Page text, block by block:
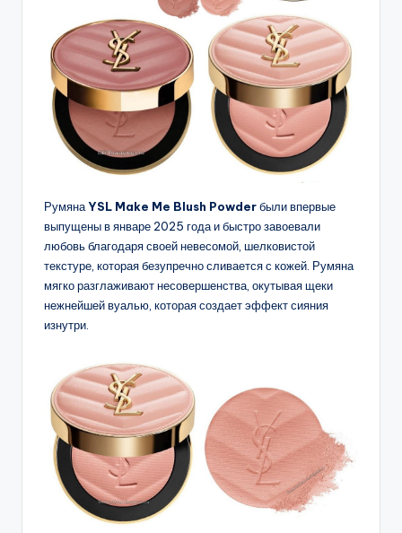
РумянаYSL Make Me Blush Powderбыли впервые
выпущены в январе 2025 года и быстро завоевали
любовь благодаря своей невесомой, шелковистой
текстуре, которая безупречно сливается с кожей. Румяна
мягко разглаживают несовершенства, окутывая щеки
нежнейшей вуалью, которая создает эффект сияния
изнутри.